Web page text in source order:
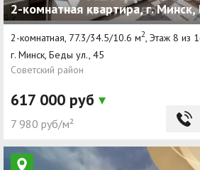
2-комнатная квартира, г.
2-комнатная, 77.3/34.5/10.6 м2, Этаж 8 из
г. Минск, Беды ул., 45
Советский район
617 000 руб
7 980 руб/м²